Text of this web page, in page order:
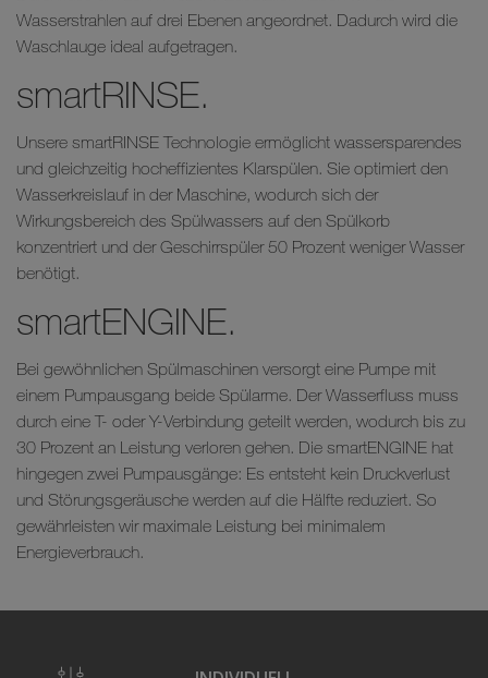
Wasserstrahlen auf drei Ebenen angeordnet. Dadurch wird die
Waschlauge ideal aufgetragen.
smartRINSE.
Unsere smartRINSE Technologie ermöglicht wassersparendes
und gleichzeitig hocheffizientes Klarspülen. Sie optimiert den
Wasserkreislauf in der Maschine, wodurch sich der
Wirkungsbereich des Spülwassers auf den Spülkorb
konzentriert und der Geschirrspüler 50 Prozent weniger Wasser
benötigt.
smartENGINE.
Bei gewöhnlichen Spülmaschinen versorgt eine Pumpe mit
einem Pumpausgang beide Spülarme. Der Wasserfluss muss
durch eine T- oder Y-Verbindung geteilt werden, wodurch bis zu
30 Prozent an Leistung verloren gehen. Die smartENGINE hat
hingegen zwei Pumpausgänge: Es entsteht kein Druckverlust
und Störungsgeräusche werden auf die Hälfte reduziert. So
gewährleisten wir maximale Leistung bei minimalem
Energieverbrauch.